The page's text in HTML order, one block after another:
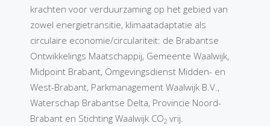
krachten voor verduurzaming op het gebied van
zowel energietransitie, klimaatadaptatie als
circulaire economie/circulariteit: de Brabantse
Ontwikkelings Maatschappij, Gemeente Waalwijk,
Midpoint Brabant, Omgevingsdienst Midden- en
West-Brabant, Parkmanagement Waalwijk B.V.,
Waterschap Brabantse Delta, Provincie Noord-
Brabant en Stichting Waalwijk CO2 vrij.